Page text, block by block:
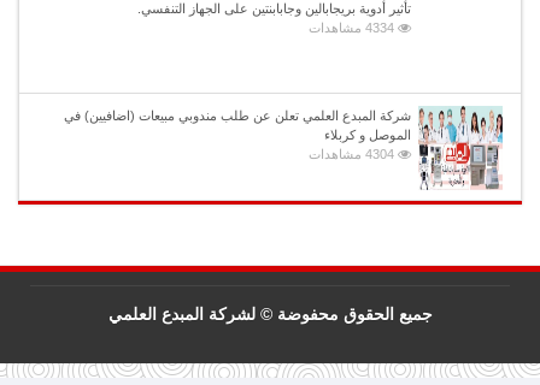
تأثير أدوية بريجابالين وجابابنتين على الجهاز التنفسي.
4334 مشاهدات
شركة المبدع العلمي تعلن عن طلب مندوبي مبيعات (اضافيين) في
الموصل و كربلاء
4304 مشاهدات
جميع الحقوق محفوضة © لشركة المبدع العلمي